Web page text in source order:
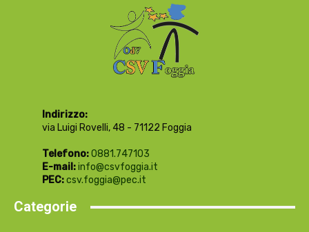
Indirizzo:
via Luigi Rovelli, 48 - 71122 Foggia
Telefono:0881.747103
E-mail:info@csvfoggia.it
PEC:csv.foggia@pec.it
Categorie